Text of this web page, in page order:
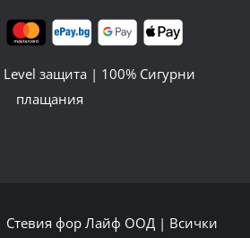
защита | 100% Сигурни
плащания
Стевия фор Лайф ООД| Всички